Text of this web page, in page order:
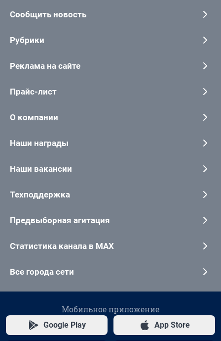
Сообщить новость
Рубрики
Реклама на сайте
Прайс-лист
О компании
Наши награды
Наши вакансии
Техподдержка
Предвыборная агитация
Статистика канала в MAX
Все города сети
Мобильное приложение
Google Play App Store